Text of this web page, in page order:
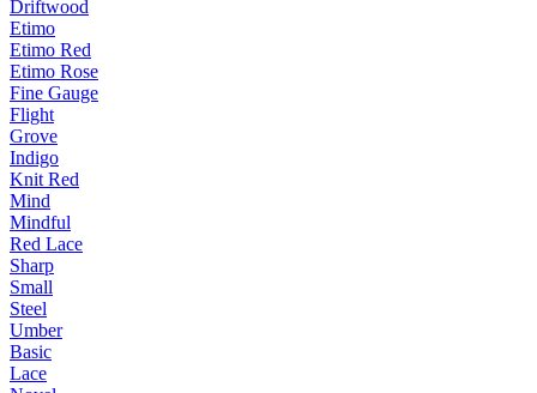
Driftwood
Etimo
Etimo Red
Etimo Rose
Fine Gauge
Flight
Grove
Indigo
Knit Red
Mind
Mindful
Red Lace
Sharp
Small
Steel
Umber
Basic
Lace